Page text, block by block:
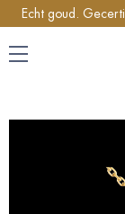
Echt goud.